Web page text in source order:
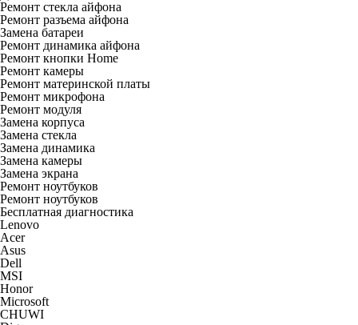
Ремонт стекла айфона
Ремонт разъема айфона
Замена батареи
Ремонт динамика айфона
Ремонт кнопки Home
Ремонт камеры
Ремонт материнской платы
Ремонт микрофона
Ремонт модуля
Замена корпуса
Замена стекла
Замена динамика
Замена камеры
Замена экрана
Ремонт ноутбуков
Ремонт ноутбуков
Бесплатная диагностика
Lenovo
Acer
Asus
Dell
MSI
Honor
Microsoft
CHUWI